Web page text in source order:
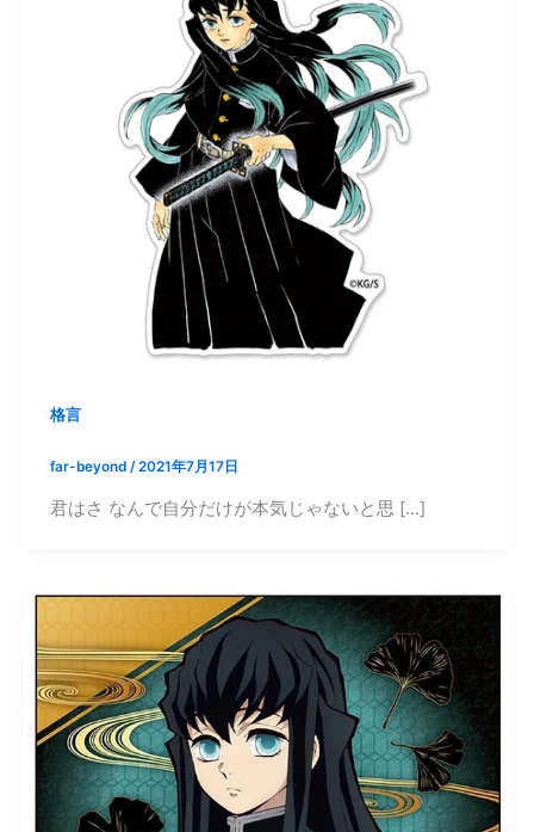
格言
far-beyond /2021年7月17日
君はさ なんで自分だけが本気じゃないと思 […]